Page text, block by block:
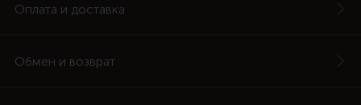
Оплата и доставка
Обмен и возврат